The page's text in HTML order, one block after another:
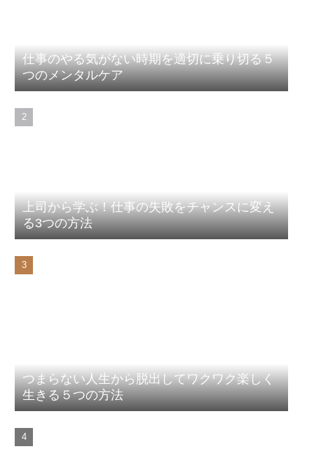
仕事のやる気がない時期を適切に乗り切る５
つのメンタルケア
上司から学ぶ！仕事の失敗をチャンスに変え
る3つの方法
つまらない人生から脱出してワクワク楽しく
生きる５つの方法